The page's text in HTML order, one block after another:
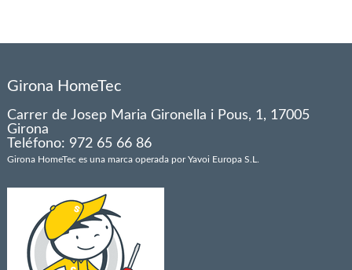
Girona HomeTec
Carrer de Josep Maria Gironella i Pous, 1, 17005
Girona
Teléfono: 972 65 66 86
Girona HomeTec es una marca operada por Yavoi Europa S.L.